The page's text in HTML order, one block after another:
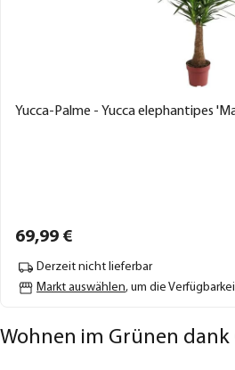
Yucca-Palme - Yucca elephantipes
69,99 €
Derzeit nicht lieferbar
Markt auswählen, um die
Wohnen im Grünen